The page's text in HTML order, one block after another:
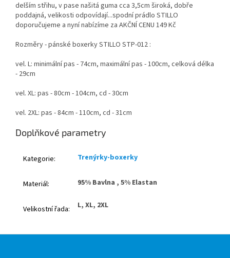
delším střihu, v pase našitá guma cca 3,5cm široká, dobře
poddajná, velikosti odpovídají...spodní prádlo STILLO
doporučujeme a nyní nabízíme za AKČNÍ CENU 149 Kč
Rozměry - pánské boxerky STILLO STP-012 :
vel. L: minimální pas - 74cm, maximální pas - 100cm, celková délka
- 29cm
vel. XL: pas - 80cm - 104cm, cd - 30cm
vel. 2XL: pas - 84cm - 110cm, cd - 31cm
Doplňkové parametry
Kategorie: Trenýrky-boxerky
Materiál: 95% Bavlna , 5% Elastan
Velikostní řada: L, XL, 2XL